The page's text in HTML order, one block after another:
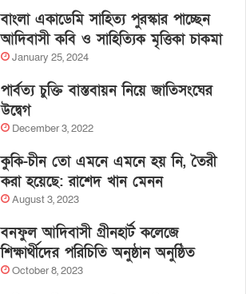
বাংলা একাডেমি সাহিত্য পুরস্কার পাচ্ছেন
আদিবাসী কবি ও সাহিত্যিক মৃত্তিকা চাকমা
January 25, 2024
পার্বত্য চুক্তি বাস্তবায়ন নিয়ে জাতিসংঘের
উদ্বেগ
December 3, 2022
কুকি-চীন তো এমনে এমনে হয় নি, তৈরী
করা হয়েছে: রাশেদ খান মেনন
August 3, 2023
বনফুল আদিবাসী গ্রীনহার্ট কলেজে
শিক্ষার্থীদের পরিচিতি অনুষ্ঠান অনুষ্ঠিত
October 8, 2023